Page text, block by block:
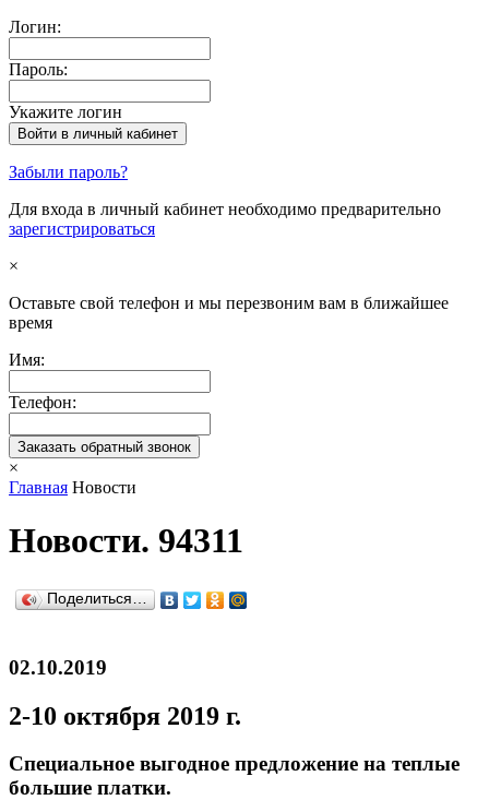
Логин:
Пароль:
Укажите логин
Забыли пароль?
Для входа в личный кабинет необходимо предварительно
зарегистрироваться
×
Оставьте свой телефон и мы перезвоним вам в ближайшее
время
Имя:
Телефон:
×
Главная Новости
Новости. 94311
Поделиться…
02.10.2019
2-10 октября 2019 г.
Специальное выгодное предложение на теплые
большие платки.